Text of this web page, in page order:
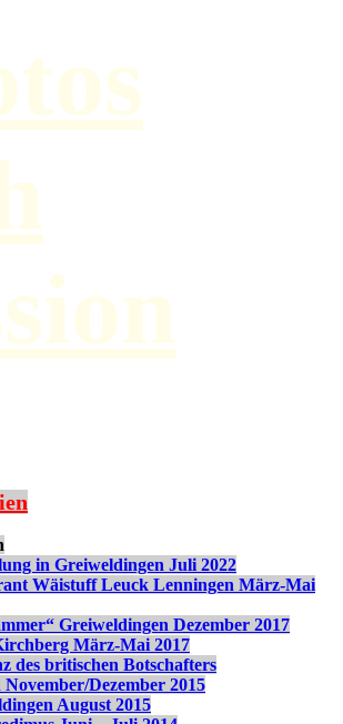
in Greiweldingen Juli 2022
Wäistuff Leuck Lenningen März-Mai
Greiweldingen Dezember 2017
März-Mai 2017
des britischen Botschafters
November/Dezember 2015
August 2015